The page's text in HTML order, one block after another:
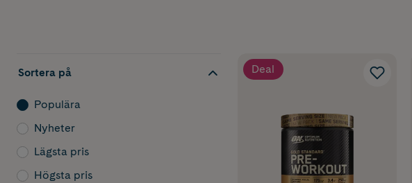
Sortera på
Populära
Nyheter
Lägsta pris
Högsta pris
Deal